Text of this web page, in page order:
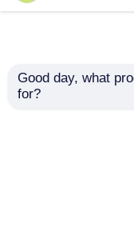
Good day, what
for?